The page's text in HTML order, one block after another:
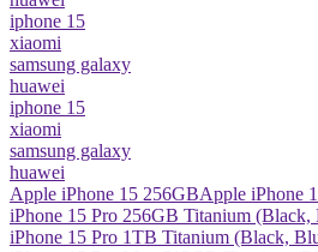
iphone 15
xiaomi
samsung galaxy
huawei
iphone 15
xiaomi
samsung galaxy
huawei
Apple iPhone 15 256GBApple iPhone
iPhone 15 Pro 256GB Titanium
iPhone 15 Pro 1TB Titanium (Black,